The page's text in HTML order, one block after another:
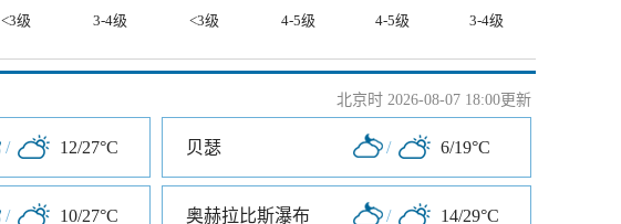
<3级 3-4级 <3级 4-5级 4-5级 3-4级
北京时 2026-08-07 18:00更新
/ 12/27°C 贝瑟 / 6/19°C
/ 10/27°C 奥赫拉比斯瀑布 / 14/29°C